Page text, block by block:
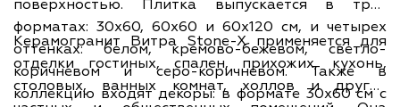
поверхностью. Плитка выпускается в трех
форматах: 30х60, 60х60 и 60х120 см, и четырех
оттенках: белом, кремово-бежевом, светло-
коричневом и серо-коричневом. Также в
коллекцию входят декоры: в формате 30х60 см с
Керамогранит Витра Stone-X применяется для
отделки гостиных, спален, прихожих, кухонь,
столовых, ванных комнат, холлов и других